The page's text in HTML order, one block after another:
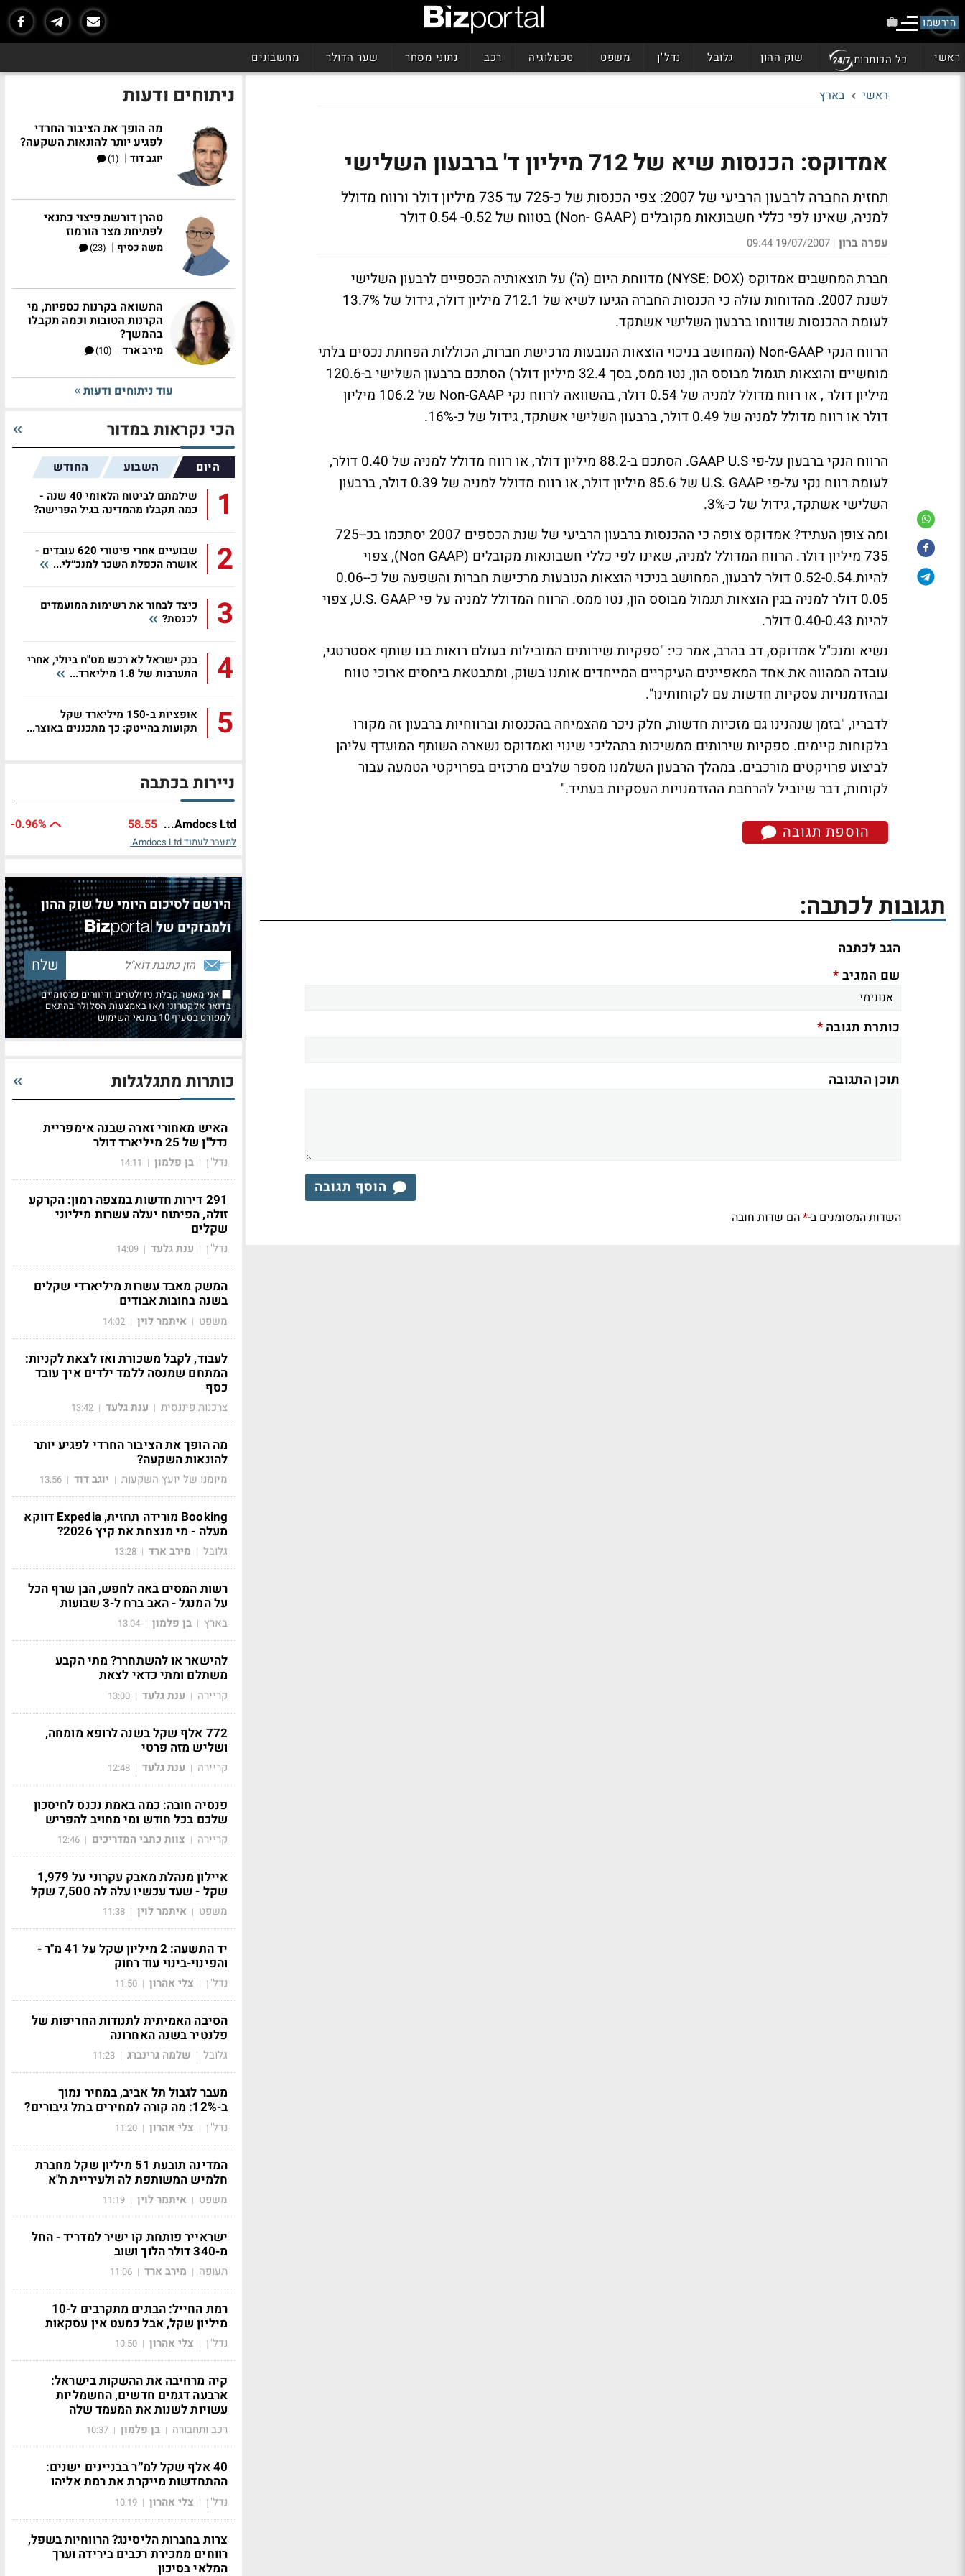
הירשמו
ראשי כל הכותרות שוק ההון גלובל נדל"ן משפט טכנולוגיה רכב נתוני מסחר שער הדולר מחשבונים
ראשי בארץ
אמדוקס: הכנסות שיא של 712 מיליון ד' ברבעון השלישי
תחזית החברה לרבעון הרביעי של 2007: צפי הכנסות של כ-725 עד 735 מיליון דולר ורווח מדולל
למניה, שאינו לפי כללי חשבונאות מקובלים (Non- GAAP) בטווח של 0.52- 0.54 דולר
עפרה ברון |
19/07/2007 09:44
חברת המחשבים אמדוקס (NYSE: DOX) מדווחת היום (ה') על תוצאותיה הכספיים לרבעון השלישי
לשנת 2007. מהדוחות עולה כי הכנסות החברה הגיעו לשיא של 712.1 מיליון דולר, גידול של 13.7%
לעומת ההכנסות שדווחו ברבעון השלישי אשתקד.
הרווח הנקי Non-GAAP (המחושב בניכוי הוצאות הנובעות מרכישת חברות, הכוללות הפחתת נכסים בלתי
מוחשיים והוצאות תגמול מבוסס הון, נטו ממס, בסך 32.4 מיליון דולר) הסתכם ברבעון השלישי ב-120.6
מיליון דולר , או רווח מדולל למניה של 0.54 דולר, בהשוואה לרווח נקי Non-GAAP של 106.2 מיליון
דולר או רווח מדולל למניה של 0.49 דולר, ברבעון השלישי אשתקד, גידול של כ-16%.
הרווח הנקי ברבעון על-פי GAAP U.S. הסתכם ב-88.2 מיליון דולר, או רווח מדולל למניה של 0.40 דולר,
לעומת רווח נקי על-פי U.S. GAAP של 85.6 מיליון דולר, או רווח מדולל למניה של 0.39 דולר, ברבעון
השלישי אשתקד, גידול של כ-3%.
ומה צופן העתיד? אמדוקס צופה כי ההכנסות ברבעון הרביעי של שנת הכספים 2007 יסתכמו בכ-725-
735 מיליון דולר. הרווח המדולל למניה, שאינו לפי כללי חשבונאות מקובלים (Non GAAP), צפוי
להיות.0.52-0.54 דולר לרבעון, המחושב בניכוי הוצאות הנובעות מרכישת חברות והשפעה של כ-0.06-
0.05 דולר למניה בגין הוצאות תגמול מבוסס הון, נטו ממס. הרווח המדולל למניה על פי U.S. GAAP, צפוי
להיות 0.40-0.43 דולר.
נשיא ומנכ"ל אמדוקס, דב בהרב, אמר כי: "ספקיות שירותים המובילות בעולם רואות בנו שותף אסטרטגי,
עובדה המהווה את אחד המאפיינים העיקריים המייחדים אותנו בשוק, ומתבטאת ביחסים ארוכי טווח
ובהזדמנויות עסקיות חדשות עם לקוחותינו".
לדבריו, "בזמן שנהנינו גם מזכיות חדשות, חלק ניכר מהצמיחה בהכנסות וברווחיות ברבעון זה מקורו
בלקוחות קיימים. ספקיות שירותים ממשיכות בתהליכי שינוי ואמדוקס נשארה השותף המועדף עליהן
לביצוע פרויקטים מורכבים. במהלך הרבעון השלמנו מספר שלבים מרכזים בפרויקטי הטמעה עבור
לקוחות, דבר שיוביל להרחבת ההזדמנויות העסקיות בעתיד."
הוספת תגובה
תגובות לכתבה:
הגב לכתבה
שם המגיב*
כותרת תגובה*
תוכן התגובה
הוסף תגובה
השדות המסומנים ב-*הם שדות חובה
ניתוחים ודעות
מה הופך את הציבור החרדי
לפגיע יותר להונאות השקעה?
יוגב דוד |
(1)
טהרן דורשת פיצוי כתנאי
לפתיחת מצר הורמוז
משה כסיף |
(23)
התשואה בקרנות כספיות, מי
הקרנות הטובות וכמה תקבלו
בהמשך?
מירב ארד |
(10)
עוד ניתוחים ודעות
הכי נקראות במדור
היום השבוע החודש
1
שילמתם לביטוח הלאומי 40 שנה -
כמה תקבלו מהמדינה בגיל הפרישה?
2
שבועיים אחרי פיטורי 620 עובדים -
אושרה הכפלת השכר למנכ״לי...
3
כיצד לבחור את רשימות המועמדים
לכנסת?
4
בנק ישראל לא רכש מט"ח ביולי, אחרי
התערבות של 1.8 מיליארד...
5
אופציות ב-150 מיליארד שקל
תקועות בהייטק: כך מתכננים באוצר...
ניירות בכתבה
Amdocs Ltd...
58.55
-0.96%
למעבר לעמוד Amdocs Ltd.
הירשם לסיכום היומי של שוק ההון
ולמבזקים של
אני מאשר קבלת ניוזלטרים ודיוורים פרסומיים
בדואר אלקטרוני ו/או באמצעות הסלולר בהתאם
למפורט בסעיף 10 בתנאי השימוש
כותרות מתגלגלות
האיש מאחורי זארה שבנה אימפריית
נדל"ן של 25 מיליארד דולר
נדל"ן | בן פלמון |
14:11
291 דירות חדשות במצפה רמון: הקרקע
זולה, הפיתוח יעלה עשרות מיליוני
שקלים
נדל"ן | ענת גלעד |
14:09
המשק מאבד עשרות מיליארדי שקלים
בשנה בחובות אבודים
משפט | איתמר לוין |
14:02
לעבוד, לקבל משכורת ואז לצאת לקניות:
המתחם שמנסה ללמד ילדים איך עובד
כסף
צרכנות פיננסית | ענת גלעד |
13:42
מה הופך את הציבור החרדי לפגיע יותר
להונאות השקעה?
מיומנו של יועץ השקעות | יוגב דוד |
13:56
Booking מורידה תחזית, Expedia דווקא
מעלה - מי מנצחת את קיץ 2026?
גלובל | מירב ארד |
13:28
רשות המסים באה לחפש, הבן שרף הכל
על המנגל - האב ברח ל-3 שבועות
בארץ | בן פלמון |
13:04
להישאר או להשתחרר? מתי הקבע
משתלם ומתי כדאי לצאת
קריירה | ענת גלעד |
13:00
772 אלף שקל בשנה לרופא מומחה,
ושליש מזה פרטי
קריירה | ענת גלעד |
12:48
פנסיה חובה: כמה באמת נכנס לחיסכון
שלכם בכל חודש ומי מחויב להפריש
קריירה | צוות כתבי המדריכים |
12:46
איילון מנהלת מאבק עקרוני על 1,979
שקל - שעד עכשיו עלה לה 7,500 שקל
משפט | איתמר לוין |
11:38
יד התשעה: 2 מיליון שקל על 41 מ"ר -
והפינוי-בינוי עוד רחוק
נדל"ן | צלי אהרון |
11:50
הסיבה האמיתית לתנודות החריפות של
פלנטיר בשנה האחרונה
גלובל | שלמה גרינברג |
11:23
מעבר לגבול תל אביב, במחיר נמוך
ב-12%: מה קורה למחירים בתל גיבורים?
נדל"ן | צלי אהרון |
11:20
המדינה תובעת 51 מיליון שקל מחברת
חלמיש המשותפת לה ולעיריית ת"א
משפט | איתמר לוין |
11:19
ישראייר פותחת קו ישיר למדריד - החל
מ-340 דולר הלוך ושוב
תעופה | מירב ארד |
11:06
רמת החייל: הבתים מתקרבים ל-10
מיליון שקל, אבל כמעט אין עסקאות
נדל"ן | צלי אהרון |
10:50
קיה מרחיבה את ההשקות בישראל:
ארבעה דגמים חדשים, החשמליות
עשויות לשנות את המעמד שלה
רכב ותחבורה | בן פלמון |
10:37
40 אלף שקל למ״ר בבניינים ישנים:
ההתחדשות מייקרת את רמת אליהו
נדל"ן | צלי אהרון |
10:19
צרות בחברות הליסינג? הרווחיות בשפל,
רווחים ממכירת רכבים בירידה וערך
המלאי בסיכון